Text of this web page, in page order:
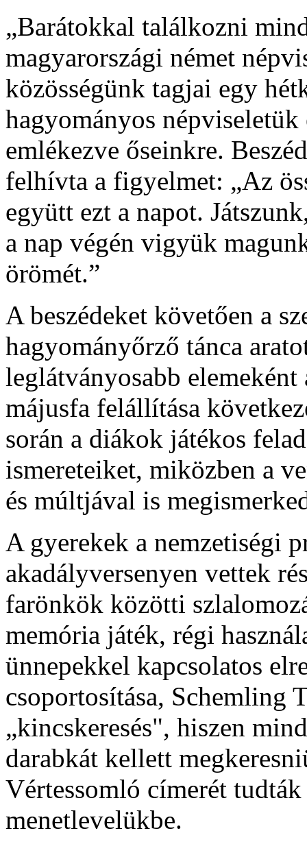
„Barátokkal találkozni
magyarországi német
közösségünk tagjai egy
hagyományos
emlékezve őseinkre.
felhívta a figyelmet: „Az
együtt ezt a napot.
a nap végén vigyük
örömét.”
A beszédeket követően a
hagyományőrző tánca
leglátványosabb
májusfa felállítása
során a diákok játékos
ismereteiket, miközben a
és múltjával is
A gyerekek a nemzetiségi
akadályversenyen vettek
farönkök közötti
memória játék, régi
ünnepekkel kapcsolatos
csoportosítása, Schemling
„kincskeresés", hiszen
darabkát kellett
Vértessomló címerét tudták
menetlevelükbe.